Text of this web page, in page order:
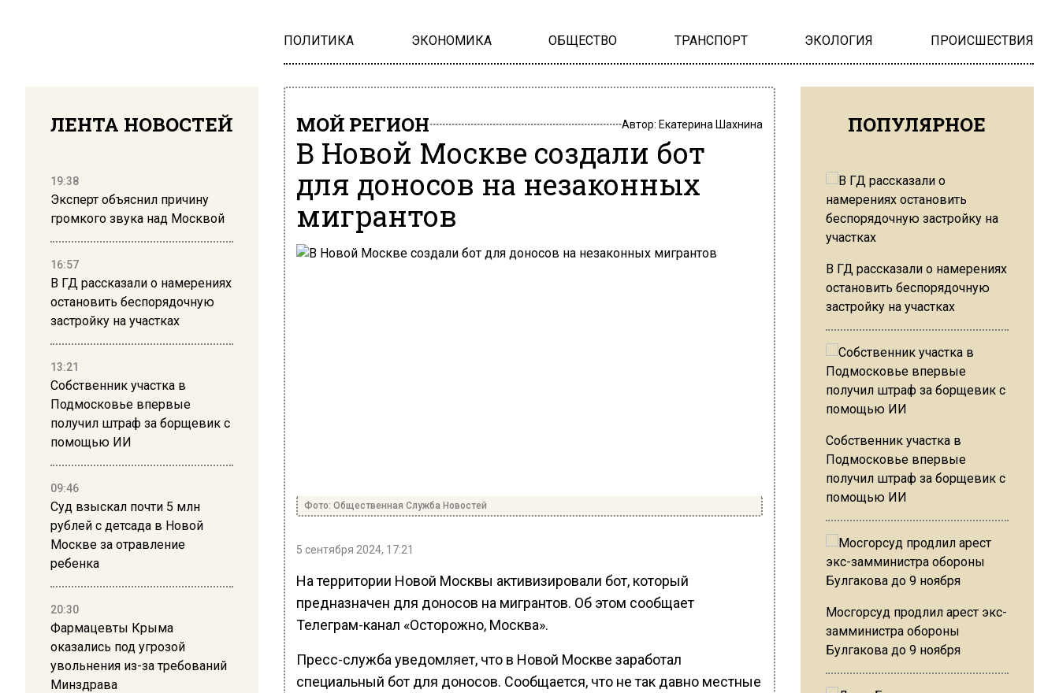
ПОЛИТИКА ЭКОНОМИКА ОБЩЕСТВО ТРАНСПОРТ ЭКОЛОГИЯ ПРОИСШЕСТВИЯ
ЛЕНТА НОВОСТЕЙ
19:38
Эксперт объяснил причину
громкого звука над Москвой
16:57
В ГД рассказали о намерениях
остановить беспорядочную
застройку на участках
13:21
Собственник участка в
Подмосковье впервые
получил штраф за борщевик с
помощью ИИ
09:46
Суд взыскал почти 5 млн
рублей с детсада в Новой
Москве за отравление
ребенка
20:30
Фармацевты Крыма
оказались под угрозой
увольнения из-за требований
Минздрава
МОЙ РЕГИОН Автор: Екатерина Шахнина
В Новой Москве создали бот
для доносов на незаконных
мигрантов
Фото: Общественная Служба Новостей
5 сентября 2024, 17:21
На территории Новой Москвы активизировали бот, который
предназначен для доносов на мигрантов. Об этом сообщает
Телеграм-канал «Осторожно, Москва».
Пресс-служба уведомляет, что в Новой Москве заработал
специальный бот для доносов. Сообщается, что не так давно местные
ПОПУЛЯРНОЕ
В ГД рассказали о намерениях
остановить беспорядочную
застройку на участках
Собственник участка в
Подмосковье впервые
получил штраф за борщевик с
помощью ИИ
Мосгорсуд продлил арест экс-
замминистра обороны
Булгакова до 9 ноября